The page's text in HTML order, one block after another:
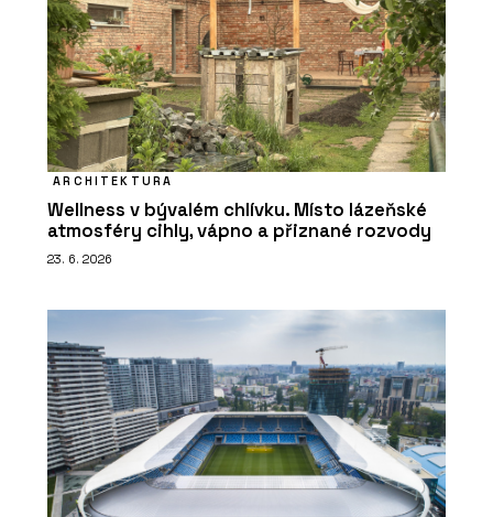
ARCHITEKTURA
Wellness v bývalém chlívku. Místo lázeňské
atmosféry cihly, vápno a přiznané rozvody
23. 6. 2026